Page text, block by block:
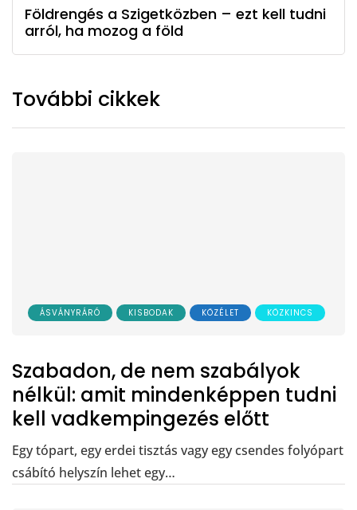
Földrengés a Szigetközben – ezt kell tudni
arról, ha mozog a föld
További cikkek
ÁSVÁNYRÁRÓ KISBODAK KÖZÉLET KÖZKINCS
Szabadon, de nem szabályok
nélkül: amit mindenképpen tudni
kell vadkempingezés előtt
Egy tópart, egy erdei tisztás vagy egy csendes folyópart
csábító helyszín lehet egy…